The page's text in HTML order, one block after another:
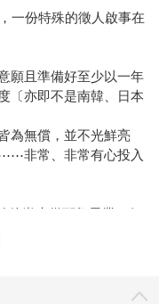
一份特殊的徵人啟事在
願且準備好至少以一年
〔亦即不是南韓、日本
為無償，並不光鮮亮
非常、非常有心投入
尚未從耶魯畢業，但
溢而出。
隊，初次到中國探
遠征只是實地調查的性